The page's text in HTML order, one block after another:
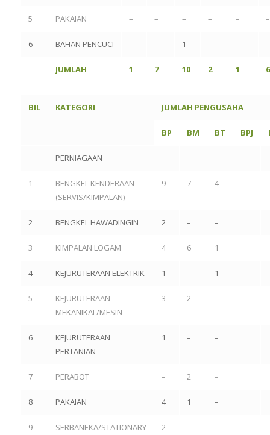
5 PAKAIAN – – – – – –
6 BAHAN PENCUCI – – 1 – – –
JUMLAH 1 7 10 2 1 6
BIL KATEGORI JUMLAH PENGUSAHA
BP BM BT BPJ
PERNIAGAAN
1
BENGKEL KENDERAAN
(SERVIS/KIMPALAN)
9 7 4
2 BENGKEL HAWADINGIN 2 – –
3 KIMPALAN LOGAM 4 6 1
4 KEJURUTERAAN ELEKTRIK 1 – 1
5
KEJURUTERAAN
MEKANIKAL/MESIN
3 2 –
6
KEJURUTERAAN
PERTANIAN
1 – –
7 PERABOT – 2 –
8 PAKAIAN 4 1 –
9 SERBANEKA/STATIONARY 2 – –